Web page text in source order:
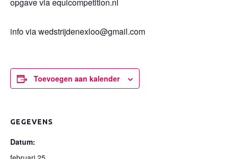
info via wedstrijdenexloo@gmail.com
Toevoegen aan kalender
GEGEVENS
Datum: